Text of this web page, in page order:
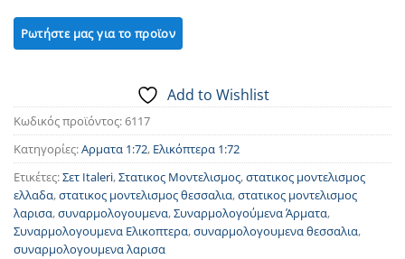
Add to Wishlist
Κωδικός προϊόντος:6117
Κατηγορίες:Αρματα 1:72, Ελικόπτερα 1:72
Ετικέτες:Σετ Italeri,Στατικος Μοντελισμος,στατικος μοντελισμος
ελλαδα,στατικος μοντελισμος θεσσαλια,στατικος μοντελισμος
λαρισα,συναρμολογουμενα,Συναρμολογούμενα Άρματα,
Συναρμολογουμενα Ελικοπτερα,συναρμολογουμενα θεσσαλια,
συναρμολογουμενα λαρισα